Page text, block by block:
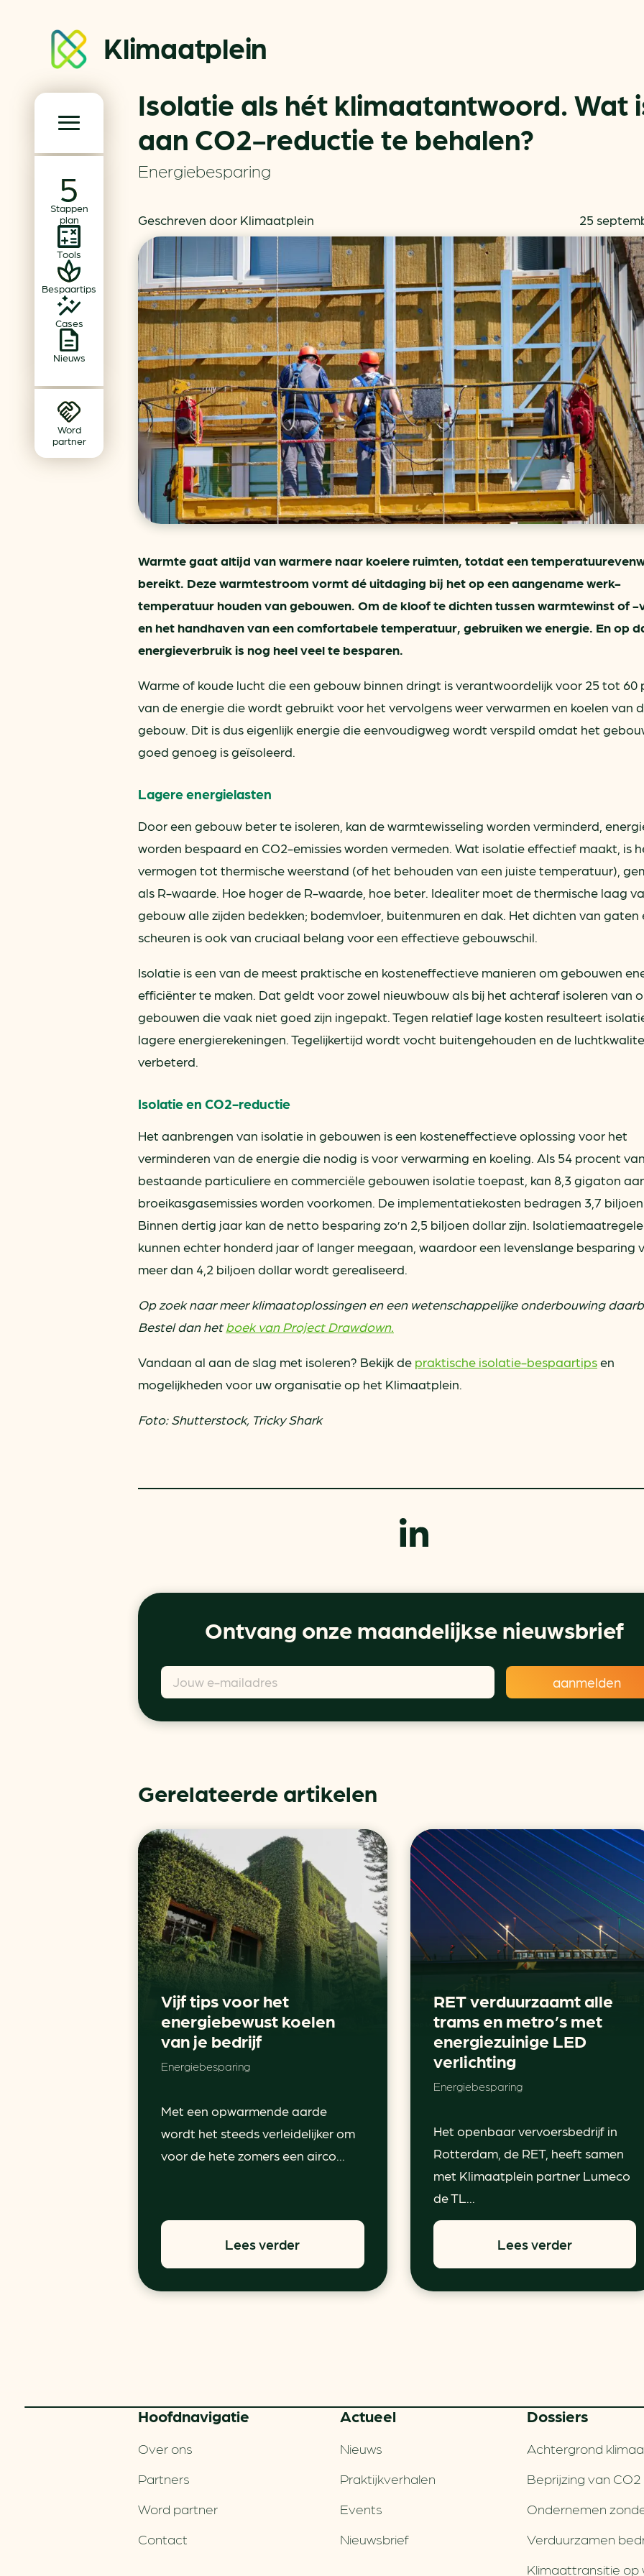
Klimaatplein
Stappen
plan
Tools
Bespaartips
Cases
Nieuws
Word
partner
Klimaatplein
Hoofd­navigatie
Partners
Word partner
Contact
Events
Nieuwsbrief
Dossiers
Achtergrond klimaatverandering
Beprijzing van CO2
Ondernemen zonder aardgas
Verduurzamen bedrijventerrein
Klimaattransitie op wijkniveau
Besparen
In je gebouw
Op vervoer
In de bedrijfsvoering
MKB energie
Terugverdien­tijden
Subsidiewijzer voor
Voorkomen van
Autobrandstof besparen
Verlichtingscan
Wegwijzers energie
Hergebruiken of
voor het MKB
Energie besparen op uw
Isolatie als hét klimaatantwoord. Wat
aan CO2-reductie te behalen?
Energiebesparing
Geschreven door Klimaatplein 25
Warmte gaat altijd van warmere naar koelere ruimten, totdat een
bereikt. Deze warmtestroom vormt dé uitdaging bij het op een aangename werk-
temperatuur houden van gebouwen. Om de kloof te dichten tussen warmtewinst of -
en het handhaven van een comfortabele temperatuur, gebruiken we energie. En op
energieverbruik is nog heel veel te besparen.
Warme of koude lucht die een gebouw binnen dringt is verantwoordelijk voor 25 tot 60
van de energie die wordt gebruikt voor het vervolgens weer verwarmen en koelen van
gebouw. Dit is dus eigenlijk energie die eenvoudigweg wordt verspild omdat het
goed genoeg is geïsoleerd.
Lagere energielasten
Door een gebouw beter te isoleren, kan de warmtewisseling worden verminderd,
worden bespaard en CO2-emissies worden vermeden. Wat isolatie effectief maakt, is
vermogen tot thermische weerstand (of het behouden van een juiste temperatuur),
als R-waarde. Hoe hoger de R-waarde, hoe beter. Idealiter moet de thermische laag
gebouw alle zijden bedekken; bodemvloer, buitenmuren en dak. Het dichten van gaten
scheuren is ook van cruciaal belang voor een effectieve gebouwschil.
Isolatie is een van de meest praktische en kosteneffectieve manieren om gebouwen
efficiënter te maken. Dat geldt voor zowel nieuwbouw als bij het achteraf isoleren van
gebouwen die vaak niet goed zijn ingepakt. Tegen relatief lage kosten resulteert
lagere energierekeningen. Tegelijkertijd wordt vocht buitengehouden en de
verbeterd.
Isolatie en CO2-reductie
Het aanbrengen van isolatie in gebouwen is een kosteneffectieve oplossing voor het
verminderen van de energie die nodig is voor verwarming en koeling. Als 54 procent
bestaande particuliere en commerciële gebouwen isolatie toepast, kan 8,3 gigaton
broeikasgasemissies worden voorkomen. De implementatiekosten bedragen 3,7
Binnen dertig jaar kan de netto besparing zo’n 2,5 biljoen dollar zijn.
kunnen echter honderd jaar of langer meegaan, waardoor een levenslange besparing
meer dan 4,2 biljoen dollar wordt gerealiseerd.
Op zoek naar meer klimaatoplossingen en een wetenschappelijke onderbouwing
Bestel dan hetboek van Project Drawdown.
Vandaan al aan de slag met isoleren? Bekijk de praktische isolatie-bespaartipsen
mogelijkheden voor uw organisatie op het Klimaatplein.
Foto: Shutterstock, Tricky Shark
Ontvang onze maandelijkse nieuwsbrief
Gerelateerde artikelen
Vijf tips voor het
energiebewust koelen
van je bedrijf
Energiebesparing
Met een opwarmende aarde
wordt het steeds verleidelijker om
voor de hete zomers een airco...
Lees verder
RET verduurzaamt alle
trams en metro’s met
energiezuinige LED
verlichting
Energiebesparing
Het openbaar vervoersbedrijf in
Rotterdam, de RET, heeft samen
met Klimaatplein partner Lumeco
de TL...
Lees verder
Hoofd­navigatie
Over ons
Partners
Word partner
Contact
Actueel
Nieuws
Praktijkverhalen
Events
Nieuwsbrief
Dossiers
Achtergrond
Beprijzing van CO2
Ondernemen
Verduurzamen
Klimaattransitie op